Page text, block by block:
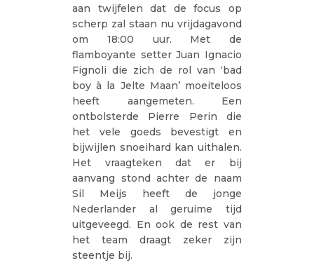
aan twijfelen dat de focus op
scherp zal staan nu vrijdagavond
om 18:00 uur. Met de
flamboyante setter Juan Ignacio
Fignoli die zich de rol van ‘bad
boy à la Jelte Maan’ moeiteloos
heeft aangemeten. Een
ontbolsterde Pierre Perin die
het vele goeds bevestigt en
bijwijlen snoeihard kan uithalen.
Het vraagteken dat er bij
aanvang stond achter de naam
Sil Meijs heeft de jonge
Nederlander al geruime tijd
uitgeveegd. En ook de rest van
het team draagt zeker zijn
steentje bij.